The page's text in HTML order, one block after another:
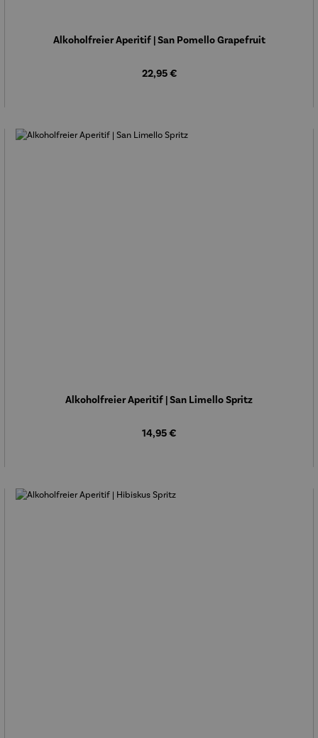
Alkoholfreier Aperitif | San Pomello Grapefruit
Regulärer Preis:
22,95 €
Alkoholfreier Aperitif | San Limello Spritz
Regulärer Preis:
14,95 €